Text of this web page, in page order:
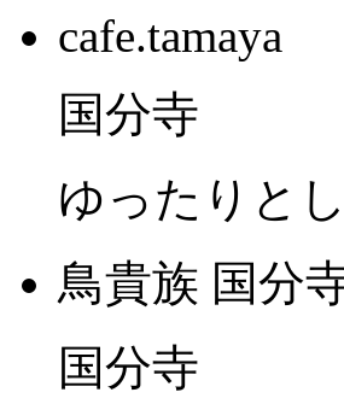
cafe.tamaya
国分寺
ゆったりと
鳥貴族 国分
国分寺